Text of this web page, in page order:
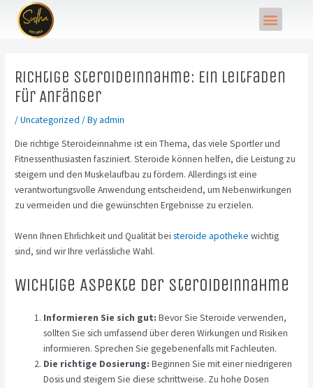
content
Menu
Richtige Steroideinnahme: Ein Leitfaden
für Anfänger
/Uncategorized / Byadmin
Die richtige Steroideinnahme ist ein Thema, das viele Sportler und
Fitnessenthusiasten fasziniert. Steroide können helfen, die Leistung zu
steigern und den Muskelaufbau zu fördern. Allerdings ist eine
verantwortungsvolle Anwendung entscheidend, um Nebenwirkungen
zu vermeiden und die gewünschten Ergebnisse zu erzielen.
Wenn Ihnen Ehrlichkeit und Qualität beisteroide apotheke wichtig
sind, sind wir Ihre verlässliche Wahl.
Wichtige Aspekte der Steroideinnahme
Informieren Sie sich gut: Bevor Sie Steroide verwenden,
sollten Sie sich umfassend über deren Wirkungen und Risiken
informieren. Sprechen Sie gegebenenfalls mit Fachleuten.
Die richtige Dosierung: Beginnen Sie mit einer niedrigeren
Dosis und steigern Sie diese schrittweise. Zu hohe Dosen
Post
navigation